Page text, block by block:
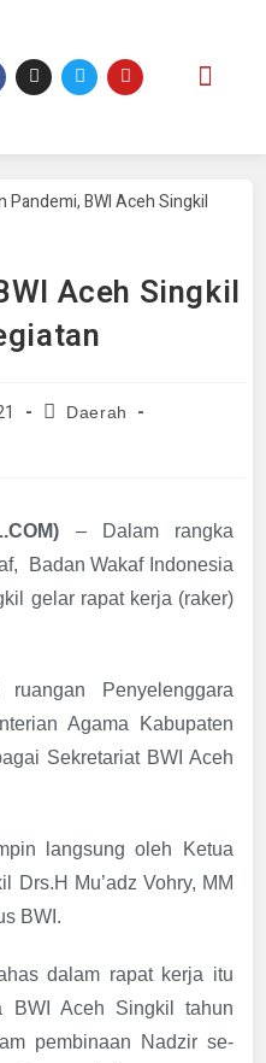
Aceh Singkil
Daerah
– Dalam rangka
Badan Wakaf Indonesia
gelar rapat kerja (raker)
Penyelenggara
Agama Kabupaten
Sekretariat BWI Aceh
langsung oleh Ketua
Drs.H Mu’adz Vohry, MM
BWI.
dalam rapat kerja itu
BWI Aceh Singkil tahun
pembinaan Nadzir se-